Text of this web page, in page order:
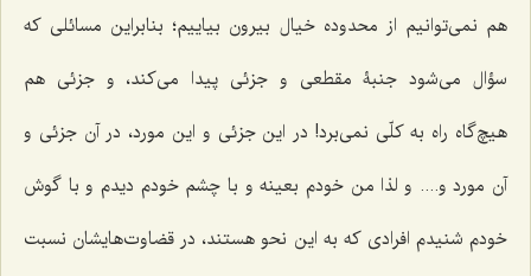
هم نمی‌توانیم از محدوده خیال بیرون بیاییم؛ بنابراین مسائلی که
سؤال می‌شود جنبۀ مقطعی و جزئی پیدا می‌کند، و جزئی هم
هیچ‌گاه راه به کلّی نمی‌برد! در این جزئی و این مورد، در آن جزئی و
آن مورد و.... و لذا من خودم بعینه و با چشم خودم دیدم و با گوش
خودم شنیدم افرادی که به این نحو هستند، در قضاوت‌هایشان نسبت